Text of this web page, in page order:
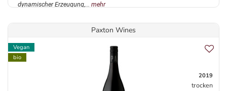
dynamischer Erzeugung,... mehr
Paxton Wines
Vegan
bio
2019
trocken